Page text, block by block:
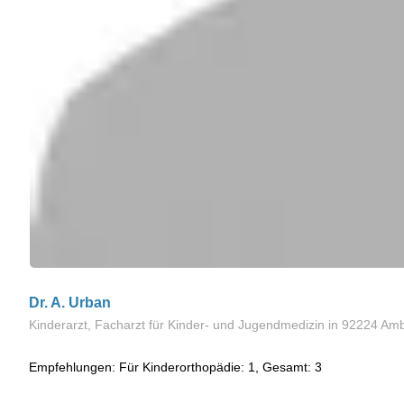
Dr. A. Urban
Kinderarzt, Facharzt für Kinder- und Jugendmedizin in 92224
Empfehlungen: Für Kinderorthopädie: 1, Gesamt: 3